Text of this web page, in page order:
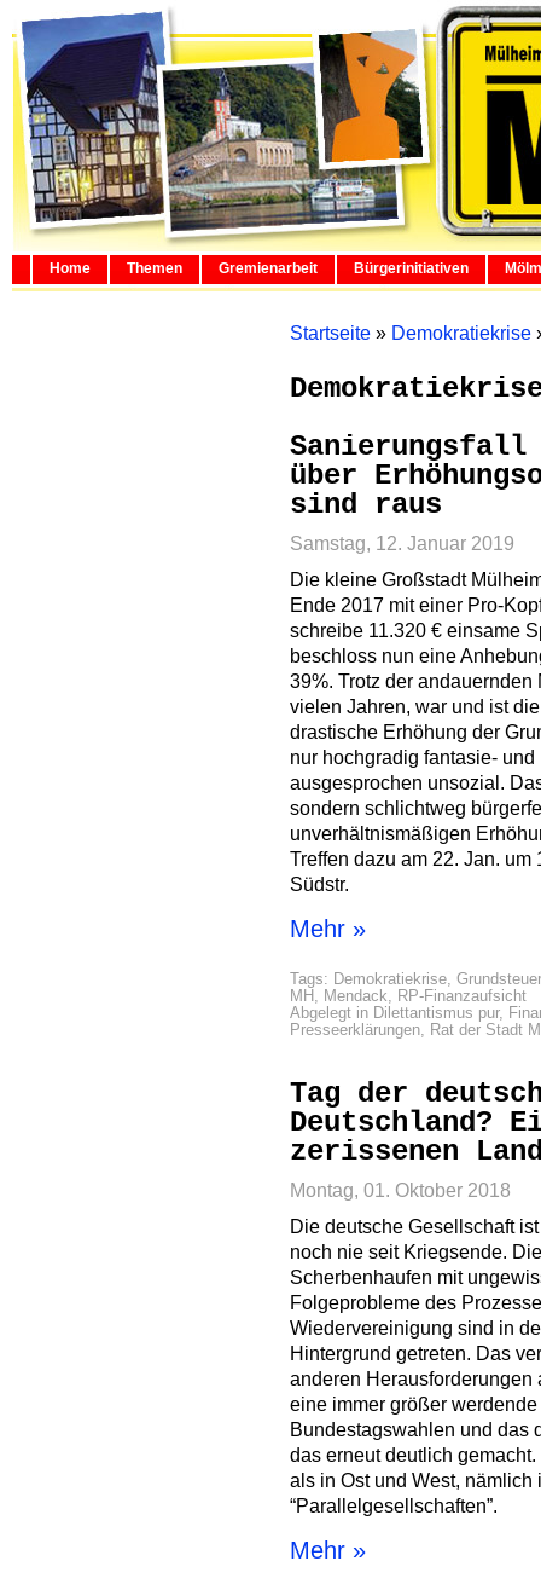
Home Themen Gremienarbeit Bürgerinitiativen
Startseite » Demokratiekrise
Sanierungsfall
über
sind raus
Samstag, 12. Januar 2019
Die kleine Großstadt
Ende 2017 mit einer Pro-
schreibe 11.320 € einsame
beschloss nun eine
39%. Trotz der
vielen Jahren, war und ist
drastische Erhöhung der
nur hochgradig fantasie-
ausgesprochen unsozial.
sondern schlichtweg
unverhältnismäßigen
Treffen dazu am 22. Jan.
Südstr.
Mehr »
Tags: Demokratiekrise,
MH , Mendack, RP-Finanzaufsicht
Abgelegt in Dilettantismus pur,
Presseerklärungen, Rat der Stadt
Tag der
Deutschland?
zerissenen
Montag, 01. Oktober 2018
Die deutsche Gesellschaft
noch nie seit Kriegsende.
Scherbenhaufen mit
Folgeprobleme des
Wiedervereinigung sind in
Hintergrund getreten. Das
anderen Herausforderungen
eine immer größer
Bundestagswahlen und das
das erneut deutlich
als in Ost und West,
“Parallelgesellschaften”.
Mehr »